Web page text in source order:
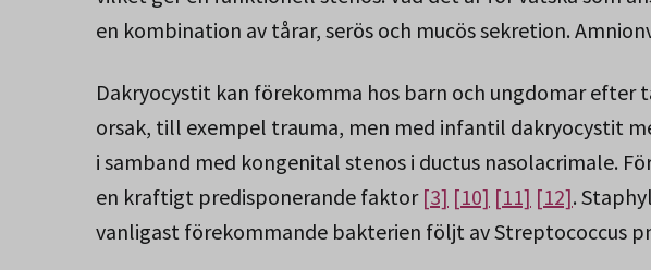
en kombination av tårar, serös och mucös sekretion.
Dakryocystit kan förekomma hos barn och ungdomar efter
orsak, till exempel trauma, men med infantil dakryocystit
i samband med kongenital stenos i ductus nasolacrimale.
en kraftigt predisponerande faktor [3] [10] [11] [12].
vanligast förekommande bakterien följt av Streptococcus